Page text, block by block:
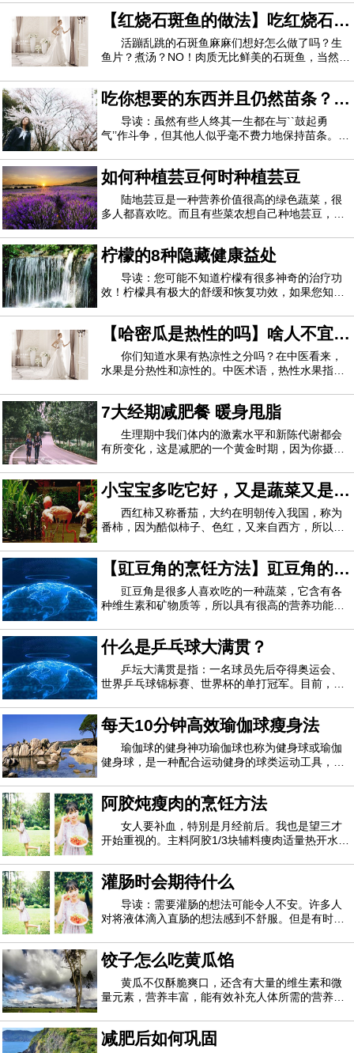
有极大的舒缓和恢复功效，如果您知道如何使用它，则可以利
用它。
据说空腹喝柠檬水有多种益处。但是许多人仍然不知道这
种柑橘类水果还有无数其他有益的特性。柠檬有一些神奇的家
庭疗法，您可以尝试解决不同的问题。让我们一一带领您。
1.治疗湿疹
您知道柠檬可以帮助治疗皮肤感染，例如湿疹吗？我们将
告诉您如何。只需在一杯温水中加入8-10滴柠檬精油和1茶匙
蜂蜜，然后将它们充分混合即可。将亚麻布浸入液体中，然后
将其放在受影响的皮肤上。一天或一周内两次执行两次或三
次，您将看到结果。
2.清除粉刺
柠檬中的柠檬酸和维生素C非常适合治疗痤疮。这可以杀死
引起痤疮的细菌，从而使您的皮肤清洁亮丽。您需要做的是，
3.减轻焦虑
柠檬不仅有益于身体，而且有益于身心。如果您经常处理
焦虑症，柠檬可以帮助您！您可以使用柠檬香脂或吸入柠檬精
油来提高认知能力。将两三滴柠檬精油放在手帕上，并在感觉
低落时将其吸入。这将神奇地工作！
4.缓解喉咙痛
有些人可能不相信这一点，但柠檬实际上可以帮助治疗喉
咙痛。拿一杯温水，加柠檬汁和海盐。每天漱口使用此解决方
案。如果没有任何药物，几天之内您的喉咙肯定会好起来！
5.治愈高血压
您一定听说过洋葱和大蒜如何对抗高血压。但很少有人知
道柠檬也是一种很好的治疗者！将这三种成分结合在一起，就
可以构成一种强大的治疗化合物。将碎大蒜，洋葱加到低脂牛
奶中，煮沸。冷却后，加入新鲜的柠檬汁。全天饮此饮料以缓
解压力。
6.治愈虫咬
被虫子咬了吗？为什么不用柠檬治疗呢！混合几滴柠檬精
油和蜂蜜，然后将其涂在患处。您一定会立即从这种感觉中解
脱出来。
7.治疗静脉曲张
就像您一样，在得知柠檬可以解决静脉曲张问题后，我们
也感到震惊。试试这个DIY柠檬护理。将两三滴柠檬香精油，
杏仁油，荷荷巴油和鳄梨油放在一起，放在罐子里。每天在静
脉曲张上涂抹此油混合物，并轻轻按摩。您会自己注意到变
样。那么，武大郎烧饼的热量会影响瘦身吗？哪些
饮食习惯利于瘦身？烧饼的主要营养成分是碳水化
合物、蛋白质、脂肪等，由于烧饼在制作过程中会
【红烧石斑鱼的做法】吃红烧石斑
鱼的好处 红烧石斑鱼吃多了好吗
活蹦乱跳的石斑鱼麻麻们想好怎么做了吗？生
鱼片？煮汤？NO！肉质无比鲜美的石斑鱼，当然是
斑鱼做法与一般的红烧肉啊什么的有些小小的区
别，比如不能放太多的佐料。接下来呢我们也不啰
嗦了，马上呈现最好吃的红烧石斑鱼做法给各位
吃你想要的东西并且仍然苗条？谢
谢你的基因
导读：虽然有些人终其一生都在与``鼓起勇
气’’作斗争，但其他人似乎毫不费力地保持苗条。现
报道，某些DNA有助于决定体重增加对人是否是一
种折磨。研究负责人萨达夫法鲁奇（Sadaf
Farooqi）表示：“ 急于做出判断并批评人们的体
如何种植芸豆何时种植芸豆
陆地芸豆是一种营养价值很高的绿色蔬菜，很
多人都喜欢吃。而且有些菜农想自己种地芸豆，还
让大家知道如何种植陆地芸豆，什么时候种植好。
地芸豆怎么种 1.种植芸豆时，先将芸豆种子发芽，
用清水浸泡，然后放入干净的容器中，去除
柠檬的8种隐藏健康益处
导读：您可能不知道柠檬有很多神奇的治疗功
效！柠檬具有极大的舒缓和恢复功效，如果您知道
多种益处。但是许多人仍然不知道这种柑橘类水果
还有无数其他有益的特性。柠檬有一些神奇的家庭
疗法，您可以尝试解决不同的问题。让我们一
【哈密瓜是热性的吗】啥人不宜吃
哈密瓜 哈密瓜适合啥季节吃
你们知道水果有热凉性之分吗？在中医看来，
水果是分热性和凉性的。中医术语，热性水果指的
热性的吗？啥人不宜吃热性的水果？下面妈网一一
为你们解答。哈密瓜是热性的吗热性水果指的是热
量高、糖分高的水果。石榴、荔枝、榴莲、木
7大经期减肥餐 暖身甩脂
生理期中我们体内的激素水平和新陈代谢都会
有所变化，这是减肥的一个黄金时期，因为你摄入
不会造成肥胖，那么现在就让介绍7款热门的经期
减肥食谱给你，让你在经期也能轻松减肥。一、凉
拌海带原料：海带、蒜泥、葱末、盐、糖、酱
小宝宝多吃它好，又是蔬菜又是水
西红柿又称番茄，大约在明朝传入我国，称为
番柿，因为酷似柿子、色红，又来自西方，所以又
宜食的营养食品。 西红柿含有丰富的营养，包括矿
物质、维生素、碳水化合物、有机酸及少量的蛋白
质。它所含的维生素A原，在人体内可以转化
【豇豆角的烹饪方法】豇豆角的烹
饪技巧 豇豆角的营养功能
豇豆角是很多人喜欢吃的一种蔬菜，它含有各
种维生素和矿物质等，所以具有很高的营养功能
角）粒、长豆角炒虾米、鱼香豇豆等等，豇豆角的
营养很多，但它也有禁忌的地方哦，比如豇豆角一
定要炒熟才能吃哦，否则会中毒哦，还想要更多
什么是乒乓球大满贯？
乒坛大满贯是指：一名球员先后夺得奥运会、
世界乒乓球锦标赛、世界杯的单打冠军。目前，国
别是：瓦尔德内尔（瑞典）、邓亚萍（中国）、刘
国梁（中国）、孔令辉（中国）、王楠（中国）、
张怡宁（中国）、张继科（中国）、李晓霞（
每天10分钟高效瑜伽球瘦身法
瑜伽球的健身神功瑜伽球也称为健身球或瑜伽
健身球，是一种配合运动健身的球类运动工具，看
腰、腹、背部、甚至腿部力量哦！运动瘦身的有效
方式，能够帮助女性修身塑形，塑造优美线条比瑜
伽更具有趣味性，锻炼身体的平衡感，增强对
阿胶炖瘦肉的烹饪方法
女人要补血，特別是月经前后。我也是望三才
开始重视的。主料阿胶1/3块辅料痩肉适量热开水1
敲碎2.用热开水泡溶，这一小块可以弄到碎一点方
便溶解。（这碗水是用来炖的）3.准备适量的瘦肉
4.把瘦肉切成片后放在炖盅里面5.把泡溶解的
灌肠时会期待什么
导读：需要灌肠的想法可能令人不安。许多人
对将液体滴入直肠的想法感到不舒服。但是有时不
种病症或作为诊断工具以查找症状的原因。您可以
自己管理灌肠，也可以由医护人员进行。在以上任
何一种情况下，灌肠程序都是相同的。这是灌
饺子怎么吃黄瓜馅
黄瓜不仅酥脆爽口，还含有大量的维生素和微
量元素，营养丰富，能有效补充人体所需的营养，
者和其他食材一起炒，黄瓜馅的饺子也是一种美味
的烹饪方法。那么，黄瓜馅的饺子怎么才能好吃
减肥后如何巩固